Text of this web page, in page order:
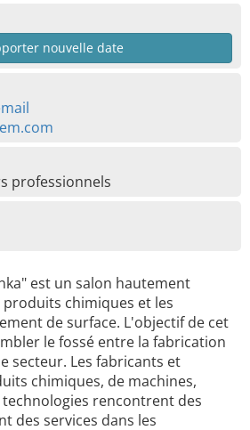
nouvelle date
professionnels
est un salon hautement
produits chimiques et les
de surface. L'objectif de cet
le fossé entre la fabrication
secteur. Les fabricants et
chimiques, de machines,
rencontrent des
des services dans les